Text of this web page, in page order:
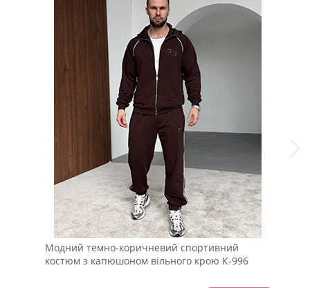
Модний темно-коричневий спортивний
костюм з капюшоном вільного крою К-996